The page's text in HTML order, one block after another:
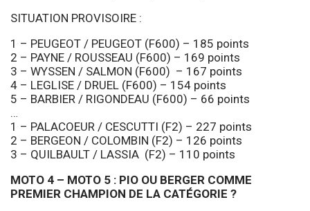
SITUATION PROVISOIRE :
1 – PEUGEOT / PEUGEOT (F600) – 185 points
2 – PAYNE / ROUSSEAU (F600) – 169 points
3 – WYSSEN / SALMON (F600) – 167 points
4 – LEGLISE / DRUEL (F600) – 154 points
5 – BARBIER / RIGONDEAU (F600) – 66 points
…
1 – PALACOEUR / CESCUTTI (F2) – 227 points
2 – BERGEON / COLOMBIN (F2) – 126 points
3 – QUILBAULT / LASSIA (F2) – 110 points
MOTO 4 – MOTO 5 : PIO OU BERGER COMME
PREMIER CHAMPION DE LA CATÉGORIE ?